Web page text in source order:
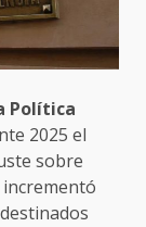
Política
2025 el
sobre